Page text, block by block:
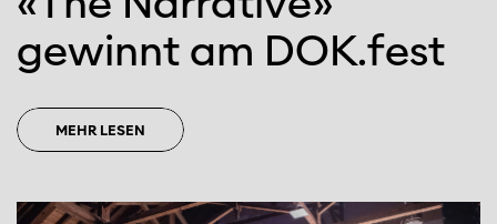
gewinnt am DOK.fest
MEHR LESEN